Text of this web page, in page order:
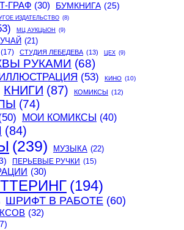
ГРАФ (30) БУМКНИГА (25)
ИЗДАТЕЛЬСТВО (8)
МЦ АУКЦЫОН (9)
(21)
(17) СТУДИЯ ЛЕБЕДЕВА (13) ЦЕХ (9)
РУКАМИ (68)
(53) КИНО (10)
КНИГИ (87) КОМИКСЫ (12)
(74)
МОИ КОМИКСЫ (40)
(84)
(239) МУЗЫКА (22)
ПЕРЬЕВЫЕ РУЧКИ (15)
(30)
(194)
ШРИФТ В РАБОТЕ (60)
(32)